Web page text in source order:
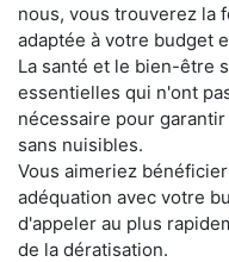
nous, vous trouverez la
adaptée à votre budget
La santé et le bien-être
essentielles qui n'ont
nécessaire pour
sans nuisibles.
Vous aimeriez
adéquation avec votre
d'appeler au plus
de la dératisation.